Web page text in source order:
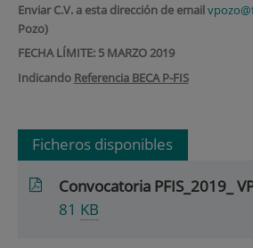
Enviar C.V. a esta dirección de email
Pozo)
FECHA LÍMITE: 5 MARZO 2019
Indicando Referencia BECA P-FIS
Ficheros disponibles
Convocatoria PFIS_2019_
81 KB